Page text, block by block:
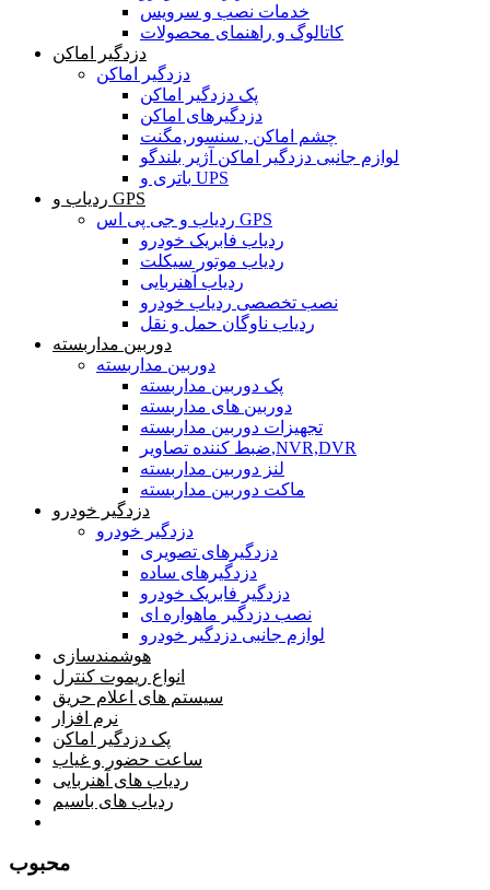
خدمات نصب و سرویس
کاتالوگ و راهنمای محصولات
دزدگیر اماکن
دزدگیر اماکن
پک دزدگیر اماکن
دزدگیرهای اماکن
چشم اماکن , سنسور,مگنت
لوازم جانبی دزدگیر اماکن آژیر بلندگو
باتری و UPS
ردیاب و GPS
ردیاب و جی پی اس GPS
ردیاب فابریک خودرو
ردیاب موتور سیکلت
ردیاب آهنربایی
نصب تخصصی ردیاب خودرو
ردیاب ناوگان حمل و نقل
دوربین مداربسته
دوربین مداربسته
پک دوربین مداربسته
دوربین های مداربسته
تجهیزات دوربین مداربسته
ضبط کننده تصاویر,NVR,DVR
لنز دوربین مداربسته
ماکت دوربین مداربسته
دزدگیر خودرو
دزدگیر خودرو
دزدگیرهای تصویری
دزدگیرهای ساده
دزدگیر فابریک خودرو
نصب دزدگیر ماهواره ای
لوازم جانبی دزدگیر خودرو
هوشمندسازی
انواع ریموت کنترل
سیستم های اعلام حریق
نرم افزار
پک دزدگیر اماکن
ساعت حضور و غیاب
ردیاب های آهنربایی
ردیاب های باسیم
محبوب